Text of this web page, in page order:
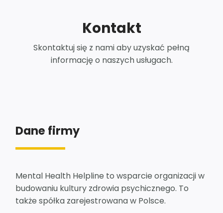
Kontakt
Skontaktuj się z nami aby uzyskać pełną
informację o naszych usługach.
Dane firmy
Mental Health Helpline to wsparcie organizacji w
budowaniu kultury zdrowia psychicznego. To
także spółka zarejestrowana w Polsce.